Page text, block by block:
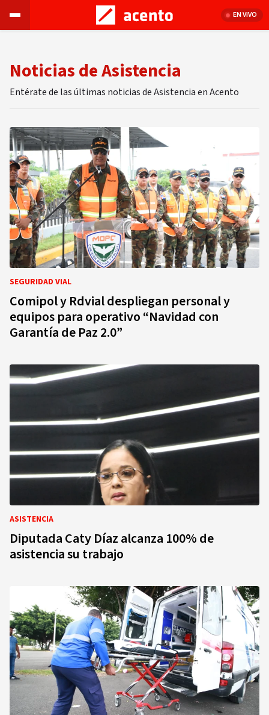
EN VIVO
Noticias de Asistencia
Entérate de las últimas noticias de Asistencia en Acento
SEGURIDAD VIAL
Comipol y Rdvial despliegan personal y
equipos para operativo “Navidad con
Garantía de Paz 2.0”
ASISTENCIA
Diputada Caty Díaz alcanza 100% de
asistencia su trabajo